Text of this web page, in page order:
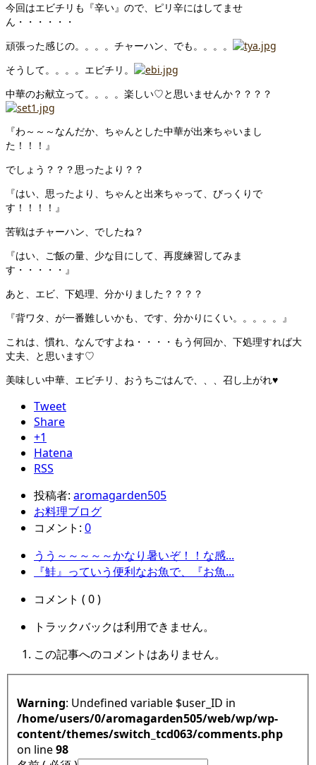
今回はエビチリも『辛い』ので、ピリ辛にはしてませ
ん・・・・・・
頑張った感じの。。。。チャーハン、でも。。。。
そうして。。。。エビチリ。
中華のお献立って。。。。楽しい♡と思いませんか？？？？
『わ～～～なんだか、ちゃんとした中華が出来ちゃいまし
た！！！』
でしょう？？？思ったより？？
『はい、思ったより、ちゃんと出来ちゃって、びっくりで
す！！！！』
苦戦はチャーハン、でしたね？
『はい、ご飯の量、少な目にして、再度練習してみま
す・・・・・』
あと、エビ、下処理、分かりました？？？？
『背ワタ、が一番難しいかも、です、分かりにくい。。。。。』
これは、慣れ、なんですよね・・・・もう何回か、下処理すれば大
丈夫、と思います♡
美味しい中華、エビチリ、おうちごはんで、、、召し上がれ♥
Tweet
Share
+1
Hatena
RSS
投稿者: aromagarden505
お料理ブログ
コメント: 0
うう～～～～～かなり暑いぞ！！な感...
『鮭』っていう便利なお魚で、『お魚...
コメント ( 0 )
トラックバックは利用できません。
この記事へのコメントはありません。
Warning : Undefined variable $user_ID in
/home/users/0/aromagarden505/web/wp/wp-
content/themes/switch_tcd063/comments.php
on line98